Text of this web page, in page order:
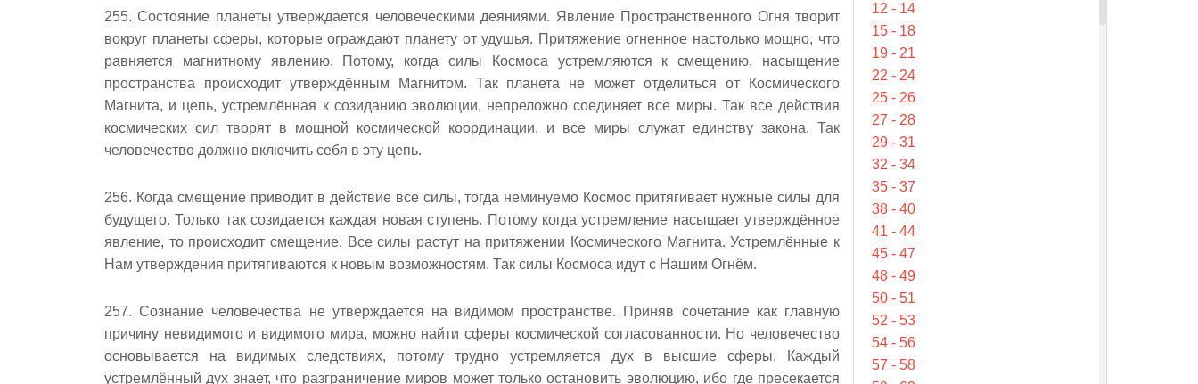
255. Состояние планеты утверждается человеческими деяниями. Явление Пространственного Огня творит
вокруг планеты сферы, которые ограждают планету от удушья. Притяжение огненное настолько мощно, что
равняется магнитному явлению. Потому, когда силы Космоса устремляются к смещению, насыщение
пространства происходит утверждённым Магнитом. Так планета не может отделиться от Космического
Магнита, и цепь, устремлённая к созиданию эволюции, непреложно соединяет все миры. Так все действия
космических сил творят в мощной космической координации, и все миры служат единству закона. Так
человечество должно включить себя в эту цепь.
256. Когда смещение приводит в действие все силы, тогда неминуемо Космос притягивает нужные силы для
будущего. Только так созидается каждая новая ступень. Потому когда устремление насыщает утверждённое
явление, то происходит смещение. Все силы растут на притяжении Космического Магнита. Устремлённые к
Нам утверждения притягиваются к новым возможностям. Так силы Космоса идут с Нашим Огнём.
257. Сознание человечества не утверждается на видимом пространстве. Приняв сочетание как главную
причину невидимого и видимого мира, можно найти сферы космической согласованности. Но человечество
основывается на видимых следствиях, потому трудно устремляется дух в высшие сферы. Каждый
устремлённый дух знает, что разграничение миров может только остановить эволюцию, ибо где пресекается
12 - 14
15 - 18
19 - 21
22 - 24
25 - 26
27 - 28
29 - 31
32 - 34
35 - 37
38 - 40
41 - 44
45 - 47
48 - 49
50 - 51
52 - 53
54 - 56
57 - 58